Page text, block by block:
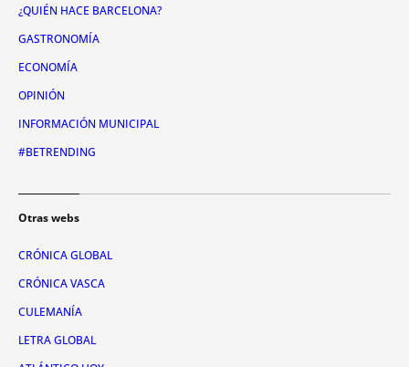
¿QUIÉN HACE BARCELONA?
GASTRONOMÍA
ECONOMÍA
OPINIÓN
INFORMACIÓN MUNICIPAL
#BETRENDING
Otras webs
CRÓNICA GLOBAL
CRÓNICA VASCA
CULEMANÍA
LETRA GLOBAL